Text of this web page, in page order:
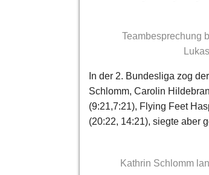
Teambesprechung
In der 2. Bundesliga zog
Schlomm, Carolin
(9:21,7:21), Flying Feet
(20:22, 14:21), siegte aber
Kathrin Schlomm